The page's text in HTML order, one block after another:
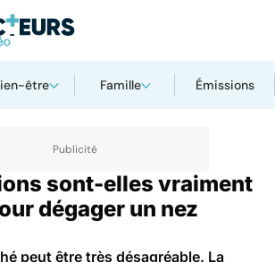
être Famille Émissions
quotidien Nez bouché
sont-elles vraiment
dégager un nez
peut être très désagréable. La